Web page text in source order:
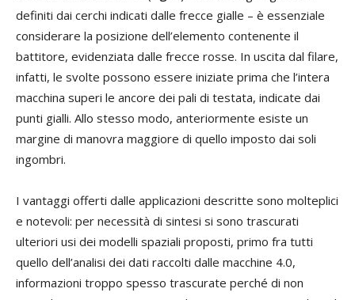
definiti dai cerchi indicati dalle frecce gialle – è essenziale
considerare la posizione dell’elemento contenente il
battitore, evidenziata dalle frecce rosse. In uscita dal filare,
infatti, le svolte possono essere iniziate prima che l’intera
macchina superi le ancore dei pali di testata, indicate dai
punti gialli. Allo stesso modo, anteriormente esiste un
margine di manovra maggiore di quello imposto dai soli
ingombri.
I vantaggi offerti dalle applicazioni descritte sono molteplici
e notevoli: per necessità di sintesi si sono trascurati
ulteriori usi dei modelli spaziali proposti, primo fra tutti
quello dell’analisi dei dati raccolti dalle macchine 4.0,
informazioni troppo spesso trascurate perché di non